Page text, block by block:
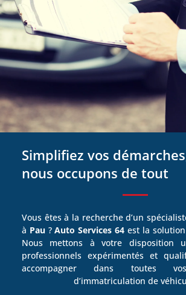
Simplifiez vos
nous occupons de tout
Vous êtes à la recherche d’un
à Pau?Auto Services 64 est la
Nous mettons à votre disposition
professionnels expérimentés et
accompagner dans toutes
d’immatriculation de